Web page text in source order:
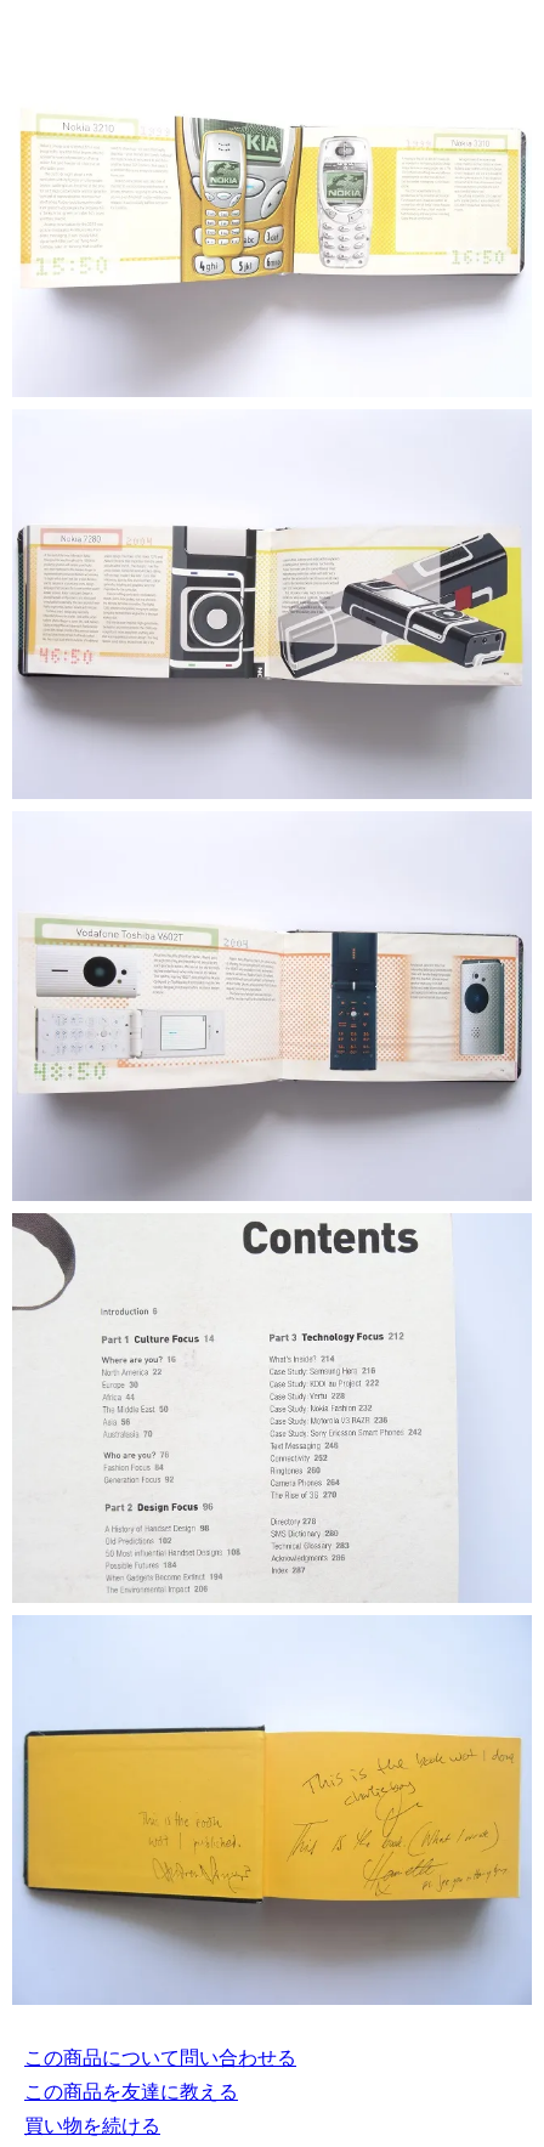
この商品について問い合わせる
この商品を友達に教える
買い物を続ける